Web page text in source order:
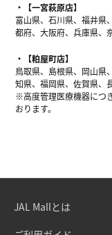
【一宮萩原店】
富山県、石川県、福井県
都府、大阪府、兵庫県、
【粕屋町店】
鳥取県、島根県、岡山県
知県、福岡県、佐賀県、
※高度管理医療機器につ
おります。
JAL Mallとは